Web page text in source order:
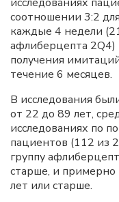
соотношении 3:2
каждые 4 недели
афлиберцепта 2Q4)
получения
течение 6 месяцев.
В исследования
от 22 до 89 лет,
исследованиях по
пациентов (112 из
группу
старше, и
лет или старше.